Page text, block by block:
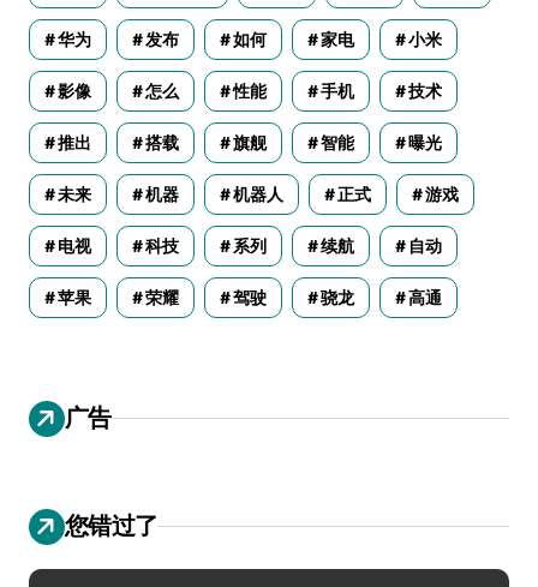
华为 发布 如何 家电 小米
影像 怎么 性能 手机 技术
推出 搭载 旗舰 智能 曝光
未来 机器 机器人 正式 游戏
电视 科技 系列 续航 自动
苹果 荣耀 驾驶 骁龙 高通
广告
您错过了